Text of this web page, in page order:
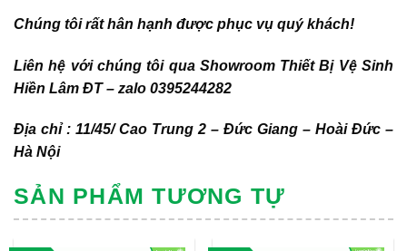
Chúng tôi rất hân hạnh được phục vụ quý khách!
Liên hệ với chúng tôi qua Showroom Thiết Bị Vệ Sinh
Hiền Lâm ĐT – zalo 0395244282
Địa chỉ : 11/45/ Cao Trung 2 – Đức Giang – Hoài Đức –
Hà Nội
SẢN PHẨM TƯƠNG TỰ